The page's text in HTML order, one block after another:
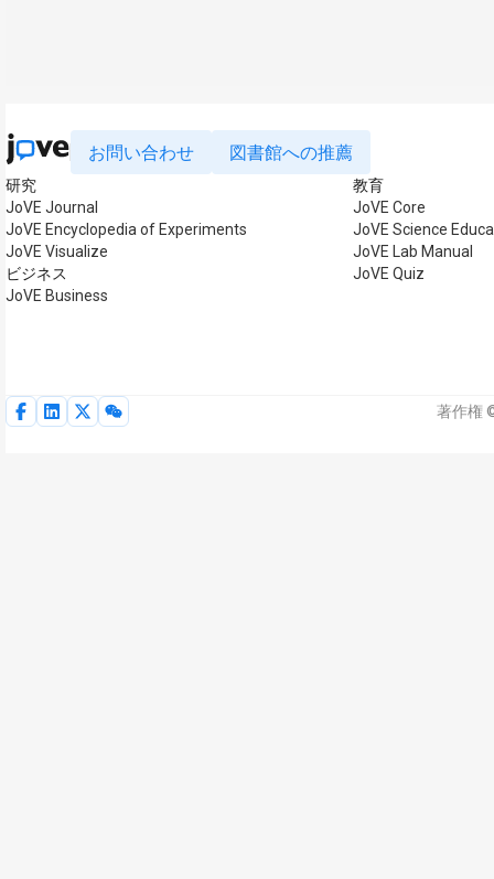
お問い合わせ 図書館への推薦
研究
JoVE Journal
JoVE Encyclopedia of Experiments
JoVE Visualize
ビジネス
JoVE Business
教育
JoVE Core
JoVE Science
JoVE Lab Manual
JoVE Quiz
著作権